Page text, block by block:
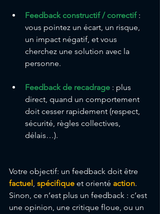
Feedback constructif / correctif :
vous pointez un écart, un risque,
un impact négatif, et vous
cherchez une solution avec la
personne.
Feedback de recadrage : plus
direct, quand un comportement
doit cesser rapidement (respect,
sécurité, règles collectives,
délais…).
Votre objectif: un feedback doit être
factuel, spécifique et orienté action.
Sinon, ce n’est plus un feedback : c’est
une opinion, une critique floue, ou un